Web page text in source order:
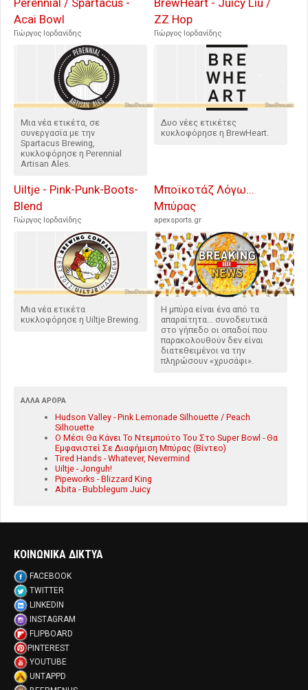
Perennial / Spartacus -
Acai Bowl
Γιώργος Ιορδανίδης
Μια νέα ετικέτα, σε
συνεργασία με την
Spartacus Brewing,
κυκλοφόρησε η Perennial
Artisan Ales.
BrewHeart - Juicy Liu /
ZZ Hop
Γιώργος Ιορδανίδης
Δυο νέες ετικέτες
κυκλοφόρησε η BrewHeart.
Uiltje - Pink-Punk-Boots-
Blend
Γιώργος Ιορδανίδης
Μια νέα ετικέτα
κυκλοφόρησε η Uiltje Brewing.
Μποϊκοτάζ Λόγω...
Μπύρας
apexsports.gr
Η μπύρα είναι ένα από τα
απαραίτητα... συνοδευτικά
στο γήπεδο οι οπαδοί που
παρακολουθούν δεν είναι
διατεθειμένοι να την
πληρώσουν «χρυσάφι».
ΆΛΛΑ ΆΡΘΡΑ
Hudson Valley - Pink Lemonade Silhouette / Peach
Silhouette
Ο Μέσι Θα Κάνει Το Ντεμπούτο Του Στο Super Bowl - Θα
Εμφανιστεί Σε Διαφήμιση Μπύρας (Βίντεο)
Tired Hands - Whatever, Nevermind
Uiltje - Jonguh!
Pipeworks - Blizzard King
Abita - Bubblegum Juicy
ΚΟΙΝΩΝΙΚΑ ΔΙΚΤΥΑ
FACEBOOK
TWITTER
LINKEDIN
INSTAGRAM
FLIPBOARD
PINTEREST
YOUTUBE
UNTAPPD